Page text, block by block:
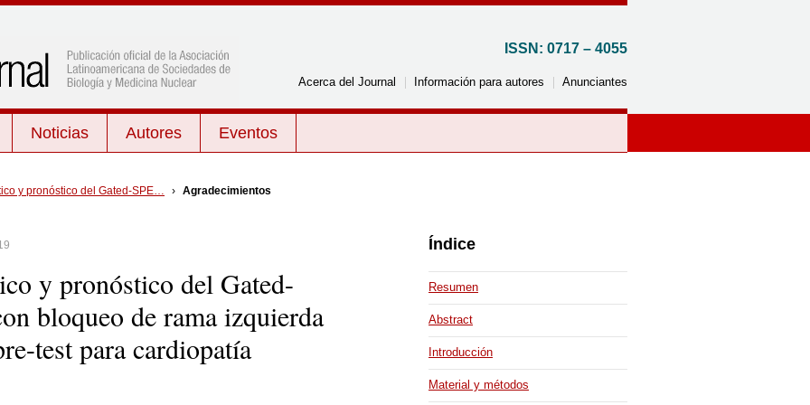
ISSN: 0717 – 4055
Acerca del Journal Información para autores Anunciantes
de
Por tema
Inflamación e infección
Medicina Nuclear General
Radiobiología
Radioprotección
Radioquímica
Canadá
Colombia
Costa Rica
Jordania
Uruguay
Noticias Autores Eventos
y pronóstico del Gated-SPE… › Agradecimientos
y pronóstico del Gated-
bloqueo de rama izquierda
test para cardiopatía
Índice
Resumen
Abstract
Introducción
Material y métodos